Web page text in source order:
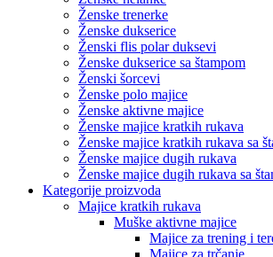
Ženske trenerke
Ženske dukserice
Ženski flis polar duksevi
Ženske dukserice sa štampom
Ženski šorcevi
Ženske polo majice
Ženske aktivne majice
Ženske majice kratkih rukava
Ženske majice kratkih rukava sa
Ženske majice dugih rukava
Ženske majice dugih rukava sa
Kategorije proizvoda
Majice kratkih rukava
Muške aktivne majice
Majice za trening i
Majice za trčanje